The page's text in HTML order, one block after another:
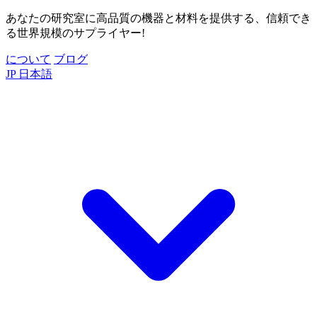
あなたの研究室に高品質の機器と材料を提供する、信頼でき
る世界規模のサプライヤー!
について ブログ
JP 日本語